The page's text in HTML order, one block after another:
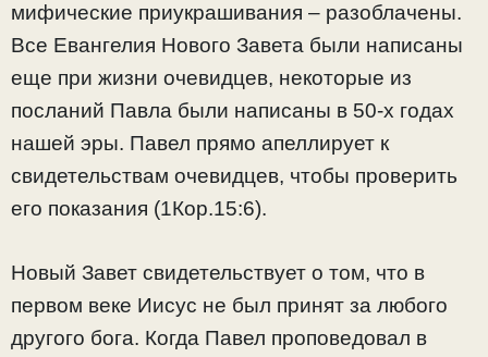
мифические приукрашивания – разоблачены.
Все Евангелия Нового Завета были написаны
еще при жизни очевидцев, некоторые из
посланий Павла были написаны в 50-х годах
нашей эры. Павел прямо апеллирует к
свидетельствам очевидцев, чтобы проверить
его показания (1Кор.15:6).
Новый Завет свидетельствует о том, что в
первом веке Иисус не был принят за любого
другого бога. Когда Павел проповедовал в